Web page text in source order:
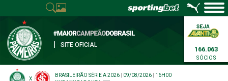
SITE OFICIAL
166.063
SÓCIOS
X
BRASILEIRÃO SÉRIE A 2026 09/08/2026
16H00